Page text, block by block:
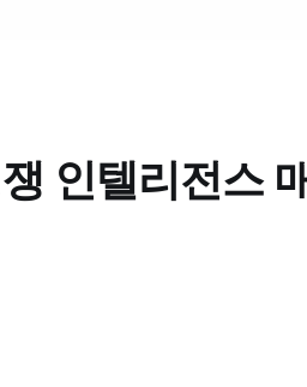
인텔리전스